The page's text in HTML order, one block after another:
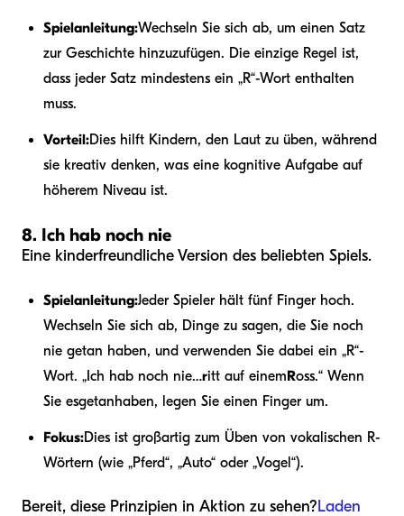
Spielanleitung:Wechseln Sie sich ab, um einen Satz
zur Geschichte hinzuzufügen. Die einzige Regel ist,
dass jeder Satz mindestens ein „R“-Wort enthalten
muss.
Vorteil:Dies hilft Kindern, den Laut zu üben, während
sie kreativ denken, was eine kognitive Aufgabe auf
höherem Niveau ist.
8. Ich hab noch nie
Eine kinderfreundliche Version des beliebten Spiels.
Spielanleitung:Jeder Spieler hält fünf Finger hoch.
Wechseln Sie sich ab, Dinge zu sagen, die Sie noch
nie getan haben, und verwenden Sie dabei ein „R“-
Wort. „Ich hab noch nie…ritt auf einemRoss.“ Wenn
Sie esgetanhaben, legen Sie einen Finger um.
Fokus:Dies ist großartig zum Üben von vokalischen R-
Wörtern (wie „Pferd“, „Auto“ oder „Vogel“).
Bereit, diese Prinzipien in Aktion zu sehen?Laden